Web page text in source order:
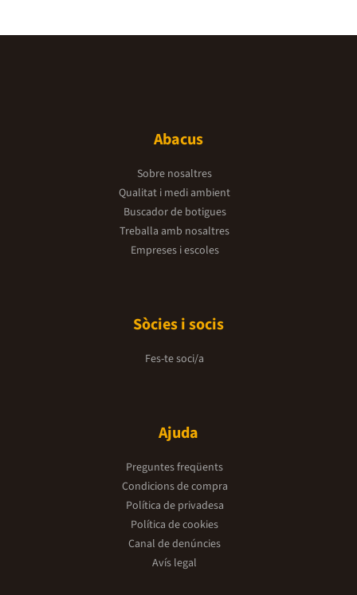
Abacus
Sobre nosaltres
Qualitat i medi ambient
Buscador de botigues
Treballa amb nosaltres
Empreses i escoles
Sòcies i socis
Fes-te soci/a
Ajuda
Preguntes freqüents
Condicions de compra
Política de privadesa
Política de cookies
Canal de denúncies
Avís legal